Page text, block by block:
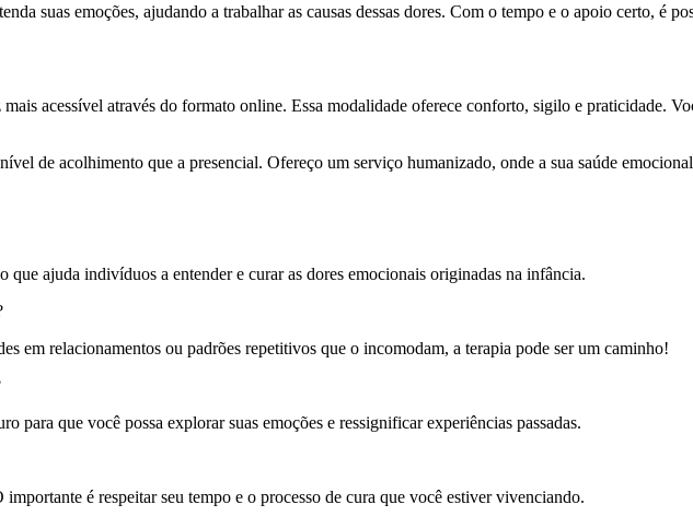
suas emoções, ajudando a trabalhar as causas dessas dores. Com o tempo e o apoio certo, é
acessível através do formato online. Essa modalidade oferece conforto, sigilo e praticidade.
de acolhimento que a presencial. Ofereço um serviço humanizado, onde a sua saúde
que ajuda indivíduos a entender e curar as dores emocionais originadas na infância.
em relacionamentos ou padrões repetitivos que o incomodam, a terapia pode ser um caminho!
para que você possa explorar suas emoções e ressignificar experiências passadas.
importante é respeitar seu tempo e o processo de cura que você estiver vivenciando.